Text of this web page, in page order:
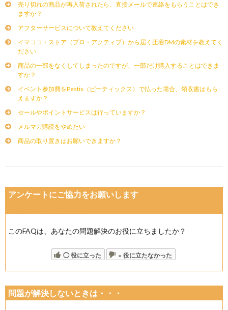
売り切れの商品が再入荷されたら、直接メールで連絡をもらうことはでき
ますか？
アフターサービスについて教えてください
イマココ・ストア（プロ・アクティブ）から届く圧着DMの素材を教えてく
ださい
商品の一部をなくしてしまったのですが、一部だけ購入することはできま
すか？
イベント参加費をPeatix（ピーティックス）で払った場合、領収書はもら
えますか？
セールやポイントサービスは行っていますか？
メルマガ購読をやめたい
商品の取り置きはお願いできますか？
アンケートにご協力をお願いします
このFAQは、あなたの問題解決のお役に立ちましたか？
◯ 役に立った × 役に立たなかった
問題が解決しないときは・・・